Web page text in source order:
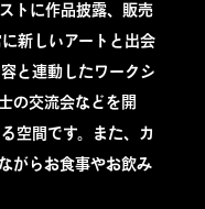
トに作品披露、販売
新しいアートと出会
と連動したワークシ
の交流会などを開
空間です。また、カ
がらお食事やお飲み